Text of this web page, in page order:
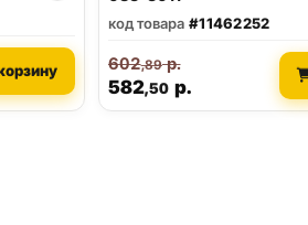
код товара #11462252
582,50 р.
602,89р.